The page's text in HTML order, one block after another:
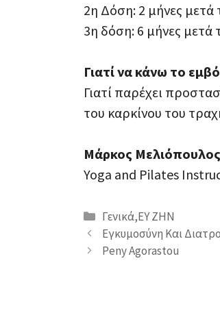
2η Δόση: 2 μήνες μετά
3η δόση: 6 μήνες μετά
Γιατί να κάνω το
Γιατί παρέχει
του καρκίνου του
Μάρκος Μελιόπουλος
Yoga and Pilates
Κατηγορίες
Γενικά,ΕΥ ΖΗΝ
Εγκυμοσύνη Και
Peny Agorastou